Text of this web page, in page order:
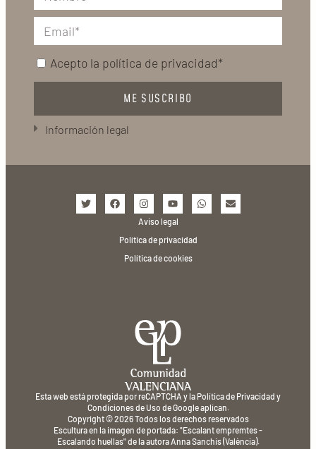
Acepto la política de privacidad*
ME SUSCRIBO
Información legal
Esta web está protegida por reCAPTCHA y la Política de Privacidad y
Condiciones de Uso de Google aplican.
Copyright © 2026 Todos los derechos reservados
Escultura en la imagen de portada: "Escalant empremtes -
Escalando huellas" de la autora Anna Sanchis (València).
Aviso legal
Política de privacidad
Política de cookies